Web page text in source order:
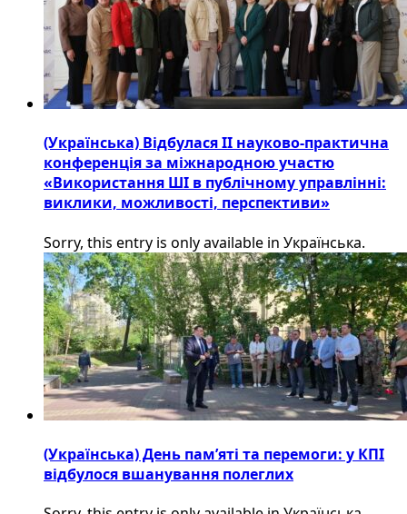
(Українська) Відбулася ІІ науково-практична
конференція за міжнародною участю
«Використання ШІ в публічному управлінні:
виклики, можливості, перспективи»
Sorry, this entry is only available in Українська.
(Українська) День пам’яті та перемоги: у КПІ
відбулося вшанування полеглих